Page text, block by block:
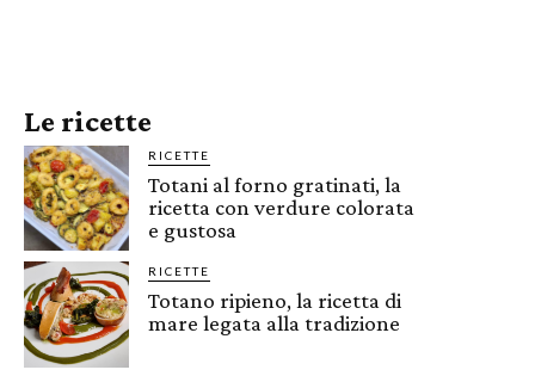
Le ricette
RICETTE
Totani al forno gratinati, la
ricetta con verdure colorata
e gustosa
RICETTE
Totano ripieno, la ricetta di
mare legata alla tradizione